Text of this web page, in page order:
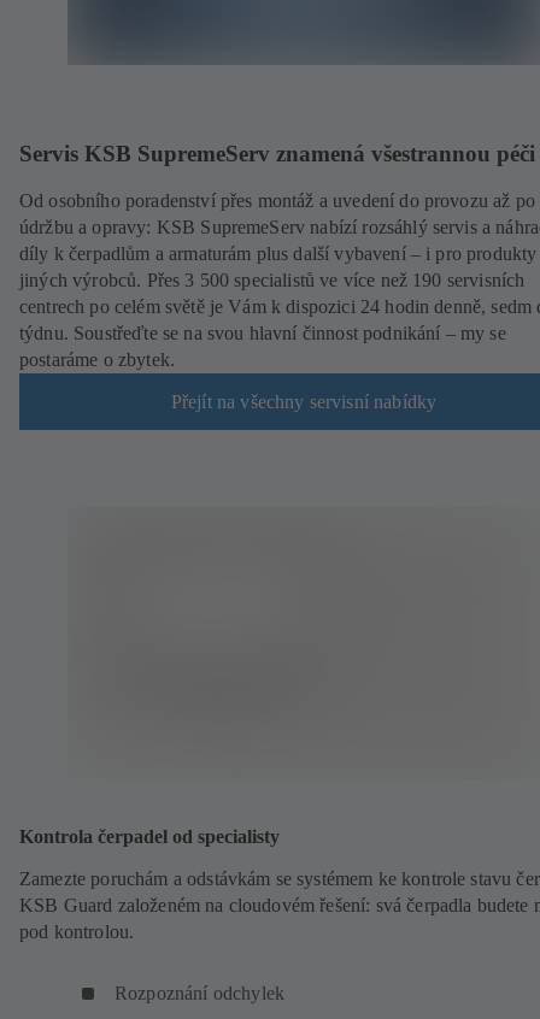
Servis KSB SupremeServ znamená všestrannou péči
Od osobního poradenství přes montáž a uvedení do provozu až po
údržbu a opravy: KSB SupremeServ nabízí rozsáhlý servis a
díly k čerpadlům a armaturám plus další vybavení – i pro produkty
jiných výrobců. Přes 3 500 specialistů ve více než 190 servisních
centrech po celém světě je Vám k dispozici 24 hodin denně, sedm
týdnu. Soustřeďte se na svou hlavní činnost podnikání – my se
postaráme o zbytek.
Přejít na všechny servisní nabídky
Kontrola čerpadel od specialisty
Zamezte poruchám a odstávkám se systémem ke kontrole stavu
KSB Guard založeném na cloudovém řešení: svá čerpadla budete
pod kontrolou.
Rozpoznání odchylek